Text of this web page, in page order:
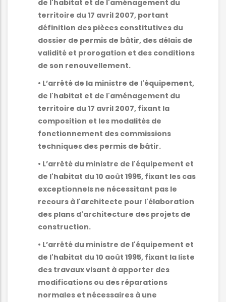
de l'habitat et de l'aménagement du
territoire du 17 avril 2007, portant
définition des pièces constitutives du
dossier de permis de bâtir, des délais de
validité et prorogation et des conditions
de son renouvellement.
• L’arrêté de la ministre de l'équipement,
de l'habitat et de l'aménagement du
territoire du 17 avril 2007, fixant la
composition et les modalités de
fonctionnement des commissions
techniques des permis de bâtir.
• L’arrêté du ministre de l'équipement et
de l'habitat du 10 août 1995, fixant les cas
exceptionnels ne nécessitant pas le
recours à l'architecte pour l'élaboration
des plans d'architecture des projets de
construction.
• L’arrêté du ministre de l'équipement et
de l'habitat du 10 août 1995, fixant la liste
des travaux visant à apporter des
modifications ou des réparations
normales et nécessaires à une